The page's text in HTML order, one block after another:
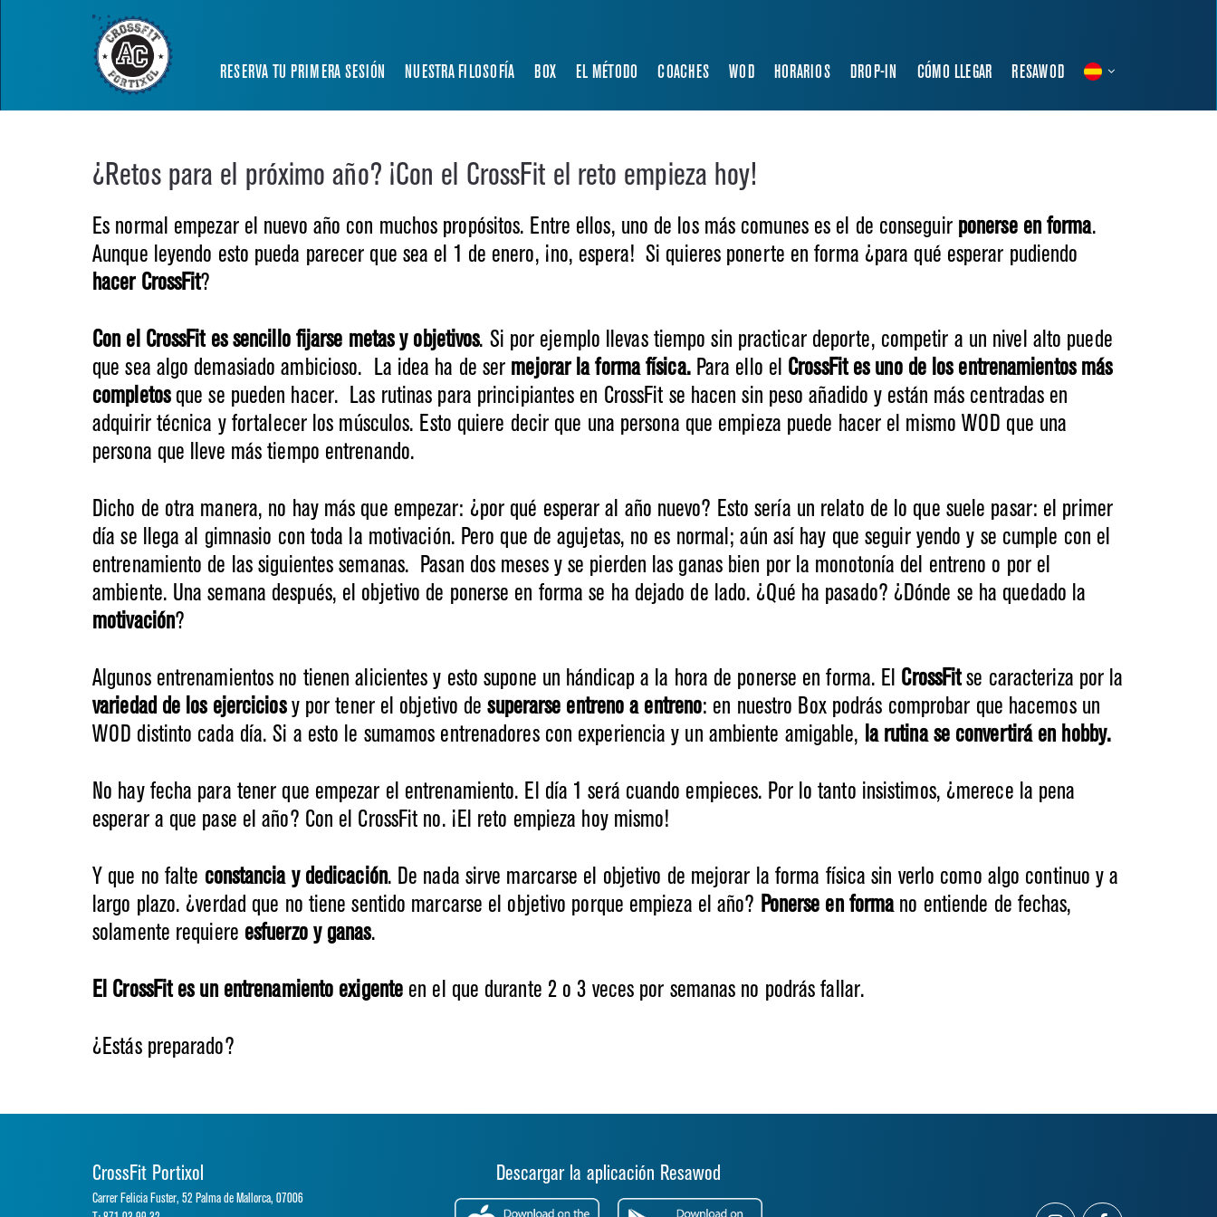
RESERVA TU PRIMERA SESIÓN NUESTRA FILOSOFÍA BOX EL MÉTODO COACHES WOD HORARIOS DROP-IN CÓMO LLEGAR RESAWOD
¿Retos para el próximo año? ¡Con el CrossFit el reto empieza hoy!
Es normal empezar el nuevo año con muchos propósitos. Entre ellos, uno de los más comunes es el de conseguirponerse en forma.
Aunque leyendo esto pueda parecer que sea el 1 de enero, ¡no, espera! Si quieres ponerte en forma ¿para qué esperar pudiendo
hacer CrossFit?
Con el CrossFit es sencillo fijarse metas y objetivos. Si por ejemplo llevas tiempo sin practicar deporte, competir a un nivel alto puede
que sea algo demasiado ambicioso. La idea ha de ser mejorar la forma física. Para ello el CrossFit es uno de los entrenamientos más
completosque se pueden hacer. Las rutinas para principiantes en CrossFit se hacen sin peso añadido y están más centradas en
adquirir técnica y fortalecer los músculos. Esto quiere decir que una persona que empieza puede hacer el mismo WOD que una
persona que lleve más tiempo entrenando.
Dicho de otra manera, no hay más que empezar: ¿por qué esperar al año nuevo? Esto sería un relato de lo que suele pasar: el primer
día se llega al gimnasio con toda la motivación. Pero que de agujetas, no es normal; aún así hay que seguir yendo y se cumple con el
entrenamiento de las siguientes semanas. Pasan dos meses y se pierden las ganas bien por la monotonía del entreno o por el
ambiente. Una semana después, el objetivo de ponerse en forma se ha dejado de lado. ¿Qué ha pasado? ¿Dónde se ha quedado la
motivación?
Algunos entrenamientos no tienen alicientes y esto supone un hándicap a la hora de ponerse en forma. El CrossFitse caracteriza por la
variedad de los ejerciciosy por tener el objetivo desuperarse entreno a entreno: en nuestro Box podrás comprobar que hacemos un
WOD distinto cada día. Si a esto le sumamos entrenadores con experiencia y un ambiente amigable, la rutina se convertirá en hobby.
No hay fecha para tener que empezar el entrenamiento. El día 1 será cuando empieces. Por lo tanto insistimos, ¿merece la pena
esperar a que pase el año? Con el CrossFit no. ¡El reto empieza hoy mismo!
Y que no falte constancia y dedicación. De nada sirve marcarse el objetivo de mejorar la forma física sin verlo como algo continuo y a
largo plazo. ¿verdad que no tiene sentido marcarse el objetivo porque empieza el año? Ponerse en forma no entiende de fechas,
solamente requiere esfuerzo y ganas.
El CrossFit es un entrenamiento exigente en el que durante 2 o 3 veces por semanas no podrás fallar.
¿Estás preparado?
CrossFit Portixol
Carrer Felicia Fuster, 52 Palma de Mallorca, 07006
Descargar la aplicación Resawod